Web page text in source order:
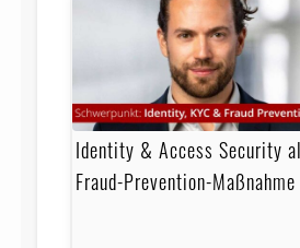
Identity & Access Security
Fraud-Prevention-Maßnahme